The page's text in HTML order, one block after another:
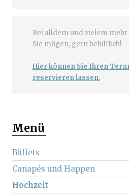
Bei alldem und vielem
Sie mögen, gern behilflich!
Hier können Sie Ihren
reservieren lassen.
Menü
Büffets
Canapés und Happen
Hochzeit